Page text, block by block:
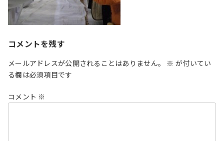
コメントを残す
メールアドレスが公開されることはありません。 ※ が付いてい
る欄は必須項目です
コメント ※